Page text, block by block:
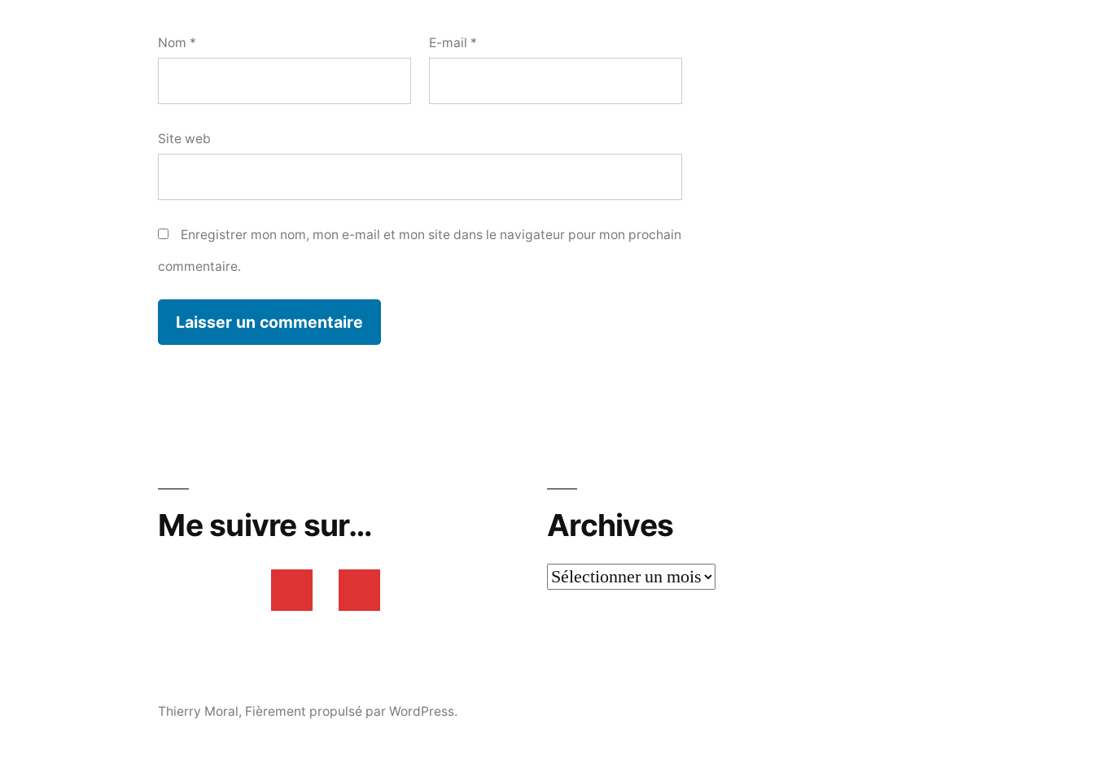
Nom * E-mail *
Site web
Enregistrer mon nom, mon e-mail et mon site dans le navigateur pour mon prochain
commentaire.
Me suivre sur… Archives
Thierry Moral, Fièrement propulsé par WordPress.